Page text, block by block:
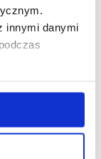
innymi danymi
programu
2024 – 2027, nr